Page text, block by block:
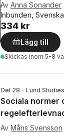
Av Anna Sonander
Inbunden,
334 kr
Lägg till
Skickas inom 5-8
Del 28 - Lund
Sociala normer
Av Måns Svensson